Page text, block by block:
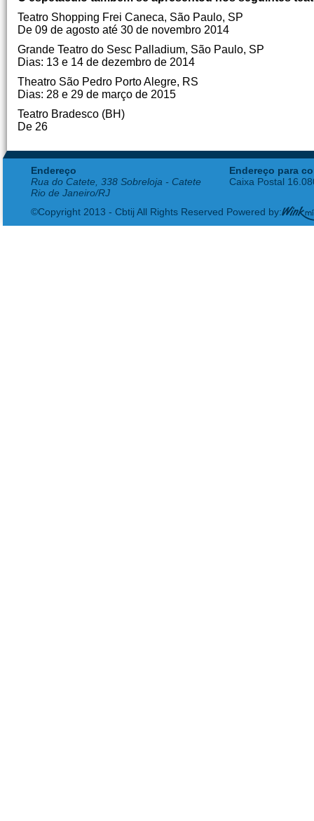
Teatro Shopping Frei Caneca, São Paulo, SP
De 09 de agosto até 30 de novembro 2014
Grande Teatro do Sesc Palladium, São Paulo, SP
Dias: 13 e 14 de dezembro de 2014
Theatro São Pedro Porto Alegre, RS
Dias: 28 e 29 de março de 2015
Teatro Bradesco (BH)
De 26
Endereço
Rua do Catete, 338 Sobreloja - Catete
Rio de Janeiro/RJ
Endereço para
Caixa Postal
©Copyright 2013 - Cbtij All Rights Reserved Powered by: